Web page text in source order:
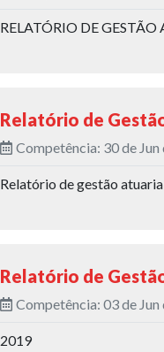
RELATÓRIO DE GESTÃO
Relatório de
Competência: 30 de Jun
Relatório de gestão
Relatório de
Competência: 03 de Jun
2019